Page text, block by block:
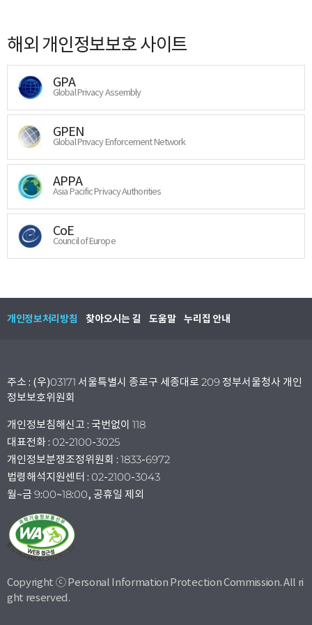
해외 개인정보보호 사이트
GPA
Global Privacy Assembly
GPEN
Global Privacy Enforcement Network
APPA
Asia Pacific Privacy Authorities
CoE
Council of Europe
개인정보처리방침 찾아오시는 길 도움말 누리집 안내
주소 : (우)03171 서울특별시 종로구 세종대로 209 정부서울청사 개인
정보보호위원회
개인정보침해신고 : 국번없이 118
대표전화 : 02-2100-3025
개인정보분쟁조정위원회 : 1833-6972
법령해석지원센터 : 02-2100-3043
월~금 9:00~18:00, 공휴일 제외
Copyright ⓒ Personal Information Protection Commission. All ri
ght reserved.